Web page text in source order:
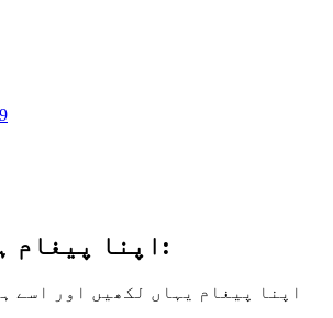
اپنا پیغام ہمیں بھیجیں:
اپنا پیغام یہاں لکھیں اور اسے